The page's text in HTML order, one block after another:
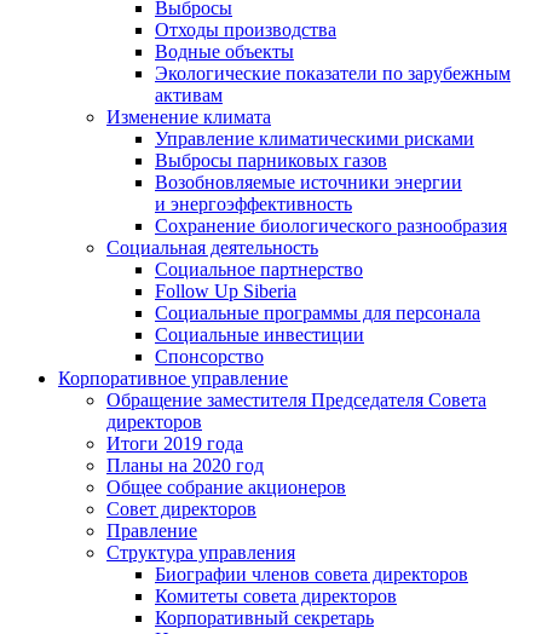
Выбросы
Отходы производства
Водные объекты
Экологические показатели по зарубежным
активам
Изменение климата
Управление климатическими рисками
Выбросы парниковых газов
Возобновляемые источники энергии
и энергоэффективность
Сохранение биологического разнообразия
Социальная деятельность
Социальное партнерство
Follow Up Siberia
Социальные программы для персонала
Социальные инвестиции
Спонсорство
Корпоративное управление
Обращение заместителя Председателя Совета
директоров
Итоги 2019 года
Планы на 2020 год
Общее собрание акционеров
Совет директоров
Правление
Структура управления
Биографии членов совета директоров
Комитеты совета директоров
Корпоративный секретарь